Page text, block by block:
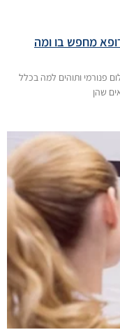
מחפש בו ומה
פנורמי ותוהים למה בכלל
שהן